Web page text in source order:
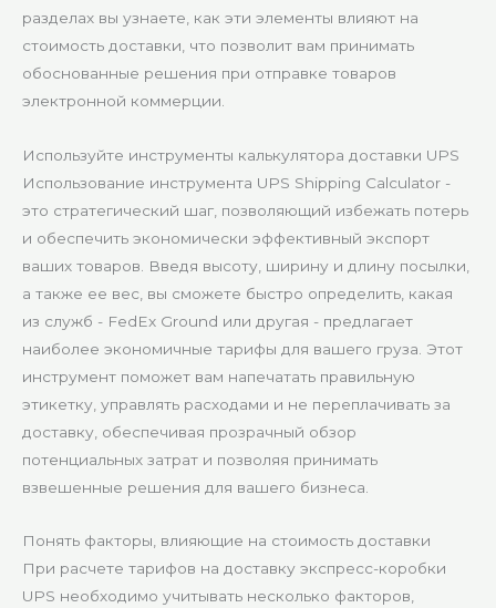
разделах вы узнаете, как эти элементы влияют на
стоимость доставки, что позволит вам принимать
обоснованные решения при отправке товаров
электронной коммерции.
Используйте инструменты калькулятора доставки UPS
Использование инструмента UPS Shipping Calculator -
это стратегический шаг, позволяющий избежать потерь
и обеспечить экономически эффективный экспорт
ваших товаров. Введя высоту, ширину и длину посылки,
а также ее вес, вы сможете быстро определить, какая
из служб - FedEx Ground или другая - предлагает
наиболее экономичные тарифы для вашего груза. Этот
инструмент поможет вам напечатать правильную
этикетку, управлять расходами и не переплачивать за
доставку, обеспечивая прозрачный обзор
потенциальных затрат и позволяя принимать
взвешенные решения для вашего бизнеса.
Понять факторы, влияющие на стоимость доставки
При расчете тарифов на доставку экспресс-коробки
UPS необходимо учитывать несколько факторов,